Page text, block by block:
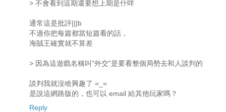
> 不會看到這期還要想上期是什咩
通常這是批評|||b
不過你把每篇都當短篇看的話，
海賊王確實就不算差
> 因為這遊戲名稱叫"外交"是要看整個局勢去和人談判的
談判我就沒啥興趣了 =_=
是說這網路版的，也可以 email 給其他玩家嗎？
Reply